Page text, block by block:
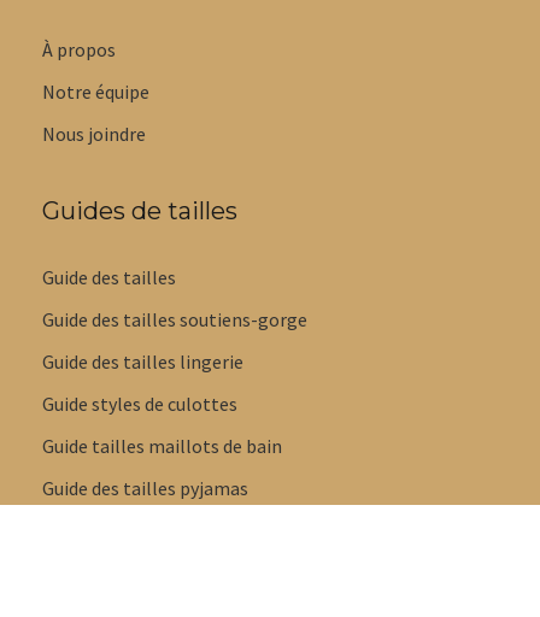
À propos
Notre équipe
Nous joindre
Guides de tailles
Guide des tailles
Guide des tailles soutiens-gorge
Guide des tailles lingerie
Guide styles de culottes
Guide tailles maillots de bain
Guide des tailles pyjamas